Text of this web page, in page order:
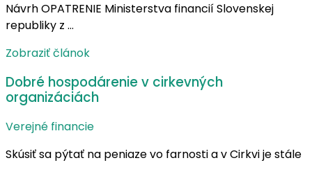
Návrh OPATRENIE Ministerstva financií Slovenskej
republiky z …
Zobraziť článok
Dobré hospodárenie v cirkevných
organizáciách
Verejné financie
Skúsiť sa pýtať na peniaze vo farnosti a v Cirkvi je stále